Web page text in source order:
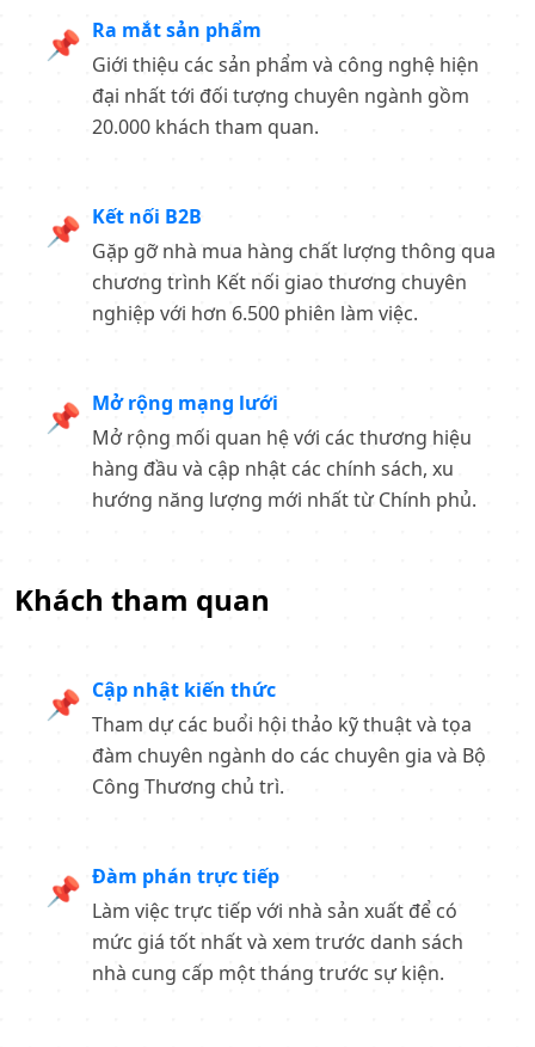
📌 Ra mắt sản phẩm
Giới thiệu các sản phẩm và công nghệ hiện
đại nhất tới đối tượng chuyên ngành gồm
20.000 khách tham quan.
📌 Kết nối B2B
Gặp gỡ nhà mua hàng chất lượng thông qua
chương trình Kết nối giao thương chuyên
nghiệp với hơn 6.500 phiên làm việc.
📌 Mở rộng mạng lưới
Mở rộng mối quan hệ với các thương hiệu
hàng đầu và cập nhật các chính sách, xu
hướng năng lượng mới nhất từ Chính phủ.
Khách tham quan
📌 Cập nhật kiến thức
Tham dự các buổi hội thảo kỹ thuật và tọa
đàm chuyên ngành do các chuyên gia và Bộ
Công Thương chủ trì.
📌 Đàm phán trực tiếp
Làm việc trực tiếp với nhà sản xuất để có
mức giá tốt nhất và xem trước danh sách
nhà cung cấp một tháng trước sự kiện.